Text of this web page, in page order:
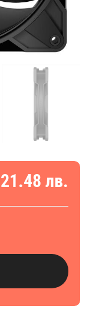
21.48 лв.